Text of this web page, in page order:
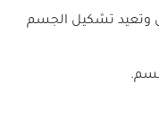
وتعيد تشكيل الجسم